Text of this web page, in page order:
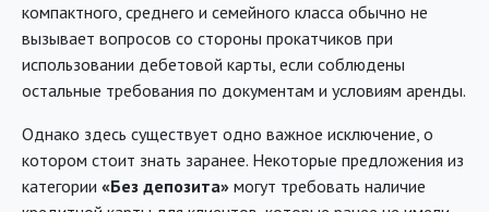
компактного, среднего и семейного класса обычно не
вызывает вопросов со стороны прокатчиков при
использовании дебетовой карты, если соблюдены
остальные требования по документам и условиям аренды.
Однако здесь существует одно важное исключение, о
котором стоит знать заранее. Некоторые предложения из
категории «Без депозита» могут требовать наличие